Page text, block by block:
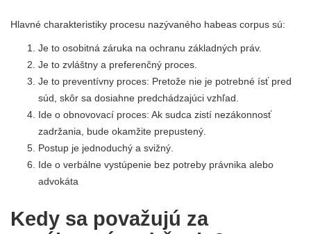
Hlavné charakteristiky procesu nazývaného habeas corpus sú:
Je to osobitná záruka na ochranu základných práv.
Je to zvláštny a preferenčný proces.
Je to preventívny proces: Pretože nie je potrebné ísť pred
súd, skôr sa dosiahne predchádzajúci vzhľad.
Ide o obnovovací proces: Ak sudca zistí nezákonnosť
zadržania, bude okamžite prepustený.
Postup je jednoduchý a svižný.
Ide o verbálne vystúpenie bez potreby právnika alebo
advokáta
Kedy sa považujú za